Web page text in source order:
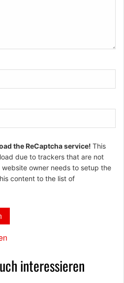
the ReCaptcha service! This
due to trackers that are not
owner needs to setup the
content to the list of
interessieren